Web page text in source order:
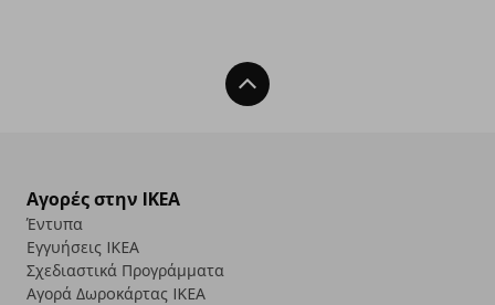
Back To Top
Αγορές στην IKEA
Έντυπα
Εγγυήσεις IKEA
Σχεδιαστικά Προγράμματα
Αγορά Δωρoκάρτας IKEA